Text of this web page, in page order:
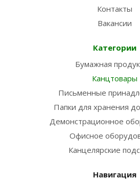
Контакты
Вакансии
Категории
Бумажная
Канцтовары
Письменные
Папки для хранения
Демонстрационное
Офисное
Канцелярские
Навигация